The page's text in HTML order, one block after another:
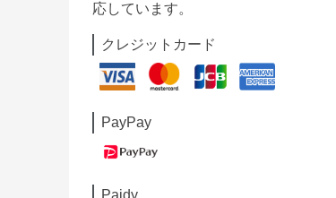
応しています。
クレジットカード
PayPay